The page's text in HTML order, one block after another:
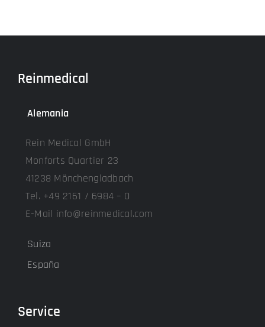
Reinmedical
Alemania
Rein Medical GmbH
Monforts Quartier 23
41238 Mönchengladbach
Tel. +49 2161 / 6984 – 0
E-Mail info@reinmedical.com
Suiza
España
Service